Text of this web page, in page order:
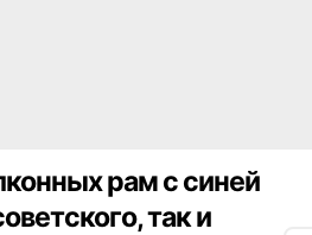
рам с синей
так и